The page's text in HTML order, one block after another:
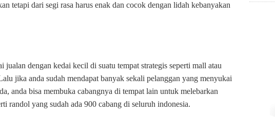
tetapi dari segi rasa harus enak dan cocok dengan lidah kebanyakan
jualan dengan kedai kecil di suatu tempat strategis seperti mall atau
jika anda sudah mendapat banyak sekali pelanggan yang menyukai
anda bisa membuka cabangnya di tempat lain untuk melebarkan
randol yang sudah ada 900 cabang di seluruh indonesia.